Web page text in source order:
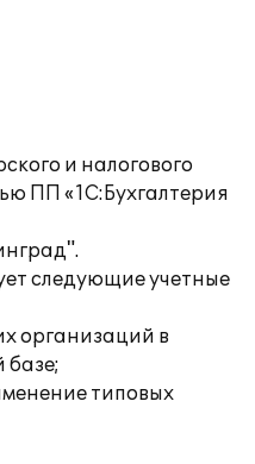
и налогового
ПП «1С:Бухгалтерия
следующие учетные
организаций в
типовых